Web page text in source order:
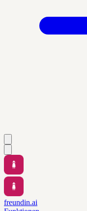
freundin.ai